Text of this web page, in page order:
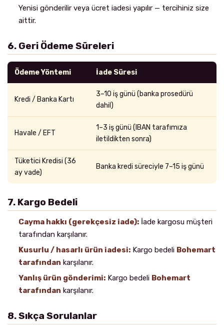
Yenisi gönderilir veya ücret iadesi yapılır — tercihiniz size
aittir.
6. Geri Ödeme Süreleri
Ödeme Yöntemi İade Süresi
Kredi / Banka Kartı
3–10 iş günü (banka prosedürü
dahil)
Havale / EFT
1–3 iş günü (IBAN tarafımıza
iletildikten sonra)
Tüketici Kredisi (36
ay vade)
Banka kredi süreciyle 7–15 iş günü
7. Kargo Bedeli
Cayma hakkı (gerekçesiz iade): İade kargosu müşteri
tarafından karşılanır.
Kusurlu / hasarlı ürün iadesi: Kargo bedeli Bohemart
tarafından karşılanır.
Yanlış ürün gönderimi: Kargo bedeli Bohemart
tarafından karşılanır.
8. Sıkça Sorulanlar